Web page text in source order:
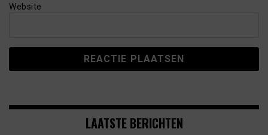
Website
LAATSTE BERICHTEN